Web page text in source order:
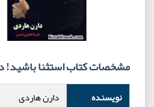
مشخصات کتاب استثنا باشید!
نویسنده
دارن هاردی